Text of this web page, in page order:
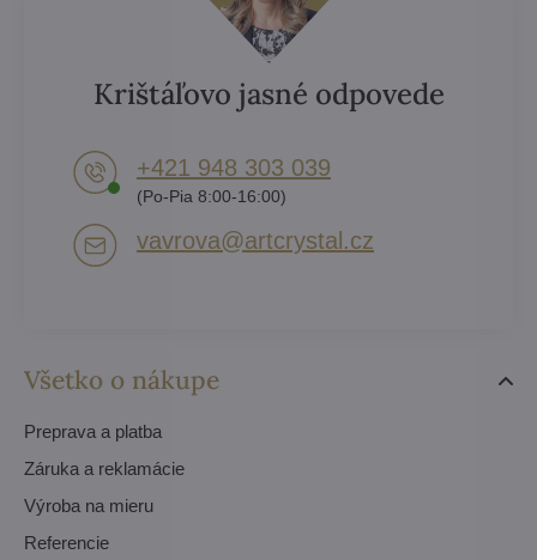
Všetko o nákupe
Preprava a platba
Záruka a reklamácie
Výroba na mieru
Referencie
Krištáľovo jasné odpovede
+421 948 303 039
(Po-Pia 8:00-16:00)
vavrova​@artcrystal​.cz